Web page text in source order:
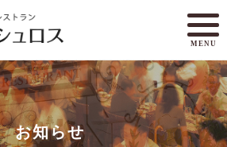
MENU
メニュー
ランチ
アクセスマップ
お知らせ